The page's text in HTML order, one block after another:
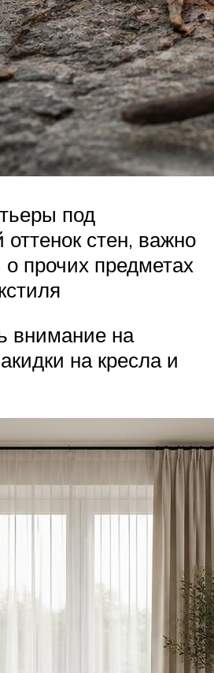
под
стен, важно
прочих предметах
внимание на
на кресла и